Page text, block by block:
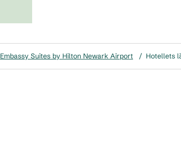
Embassy Suites by Hilton Newark Airport / Hotellets